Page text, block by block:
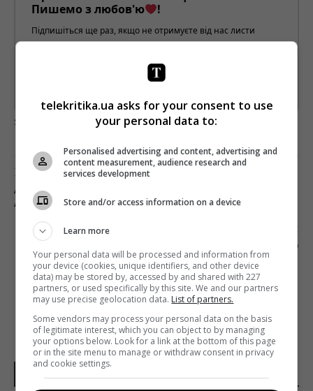
Пишемо з любов'ю
!
Підпишіться ще раз, якщо не отримуєте від нас листи
загрузка...
Попередня стаття
АРМА: ПРЕТЕНДЕНТАМИ НА УПРАВЛІННЯ
АКТИВАМИ UMH СТАЛИ 6 КОМПАНІЙ
Наступна стаття
FACEBOOK ВИДАЛИВ МЕРЕЖУ УКРАЇНСЬКОГО
ДІДЖИТАЛ-АГЕНТСТВА POSTMEN
telekritika.ua asks for your consent to use
your personal data to:
Personalised advertising and content, advertising and
content measurement, audience research and
services development
Store and/or access information on a device
Learn more
Your personal data will be processed and information from
your device (cookies, unique identifiers, and other device
data) may be stored by, accessed by and shared with 227
partners, or used specifically by this site. We and our partners
may use precise geolocation data. List of partners.
Some vendors may process your personal data on the basis
of legitimate interest, which you can object to by managing
your options below. Look for a link at the bottom of this page
or in the site menu to manage or withdraw consent in privacy
and cookie settings.